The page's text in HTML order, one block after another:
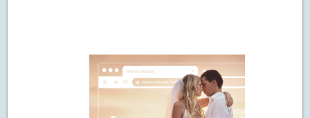
SIDEBAR